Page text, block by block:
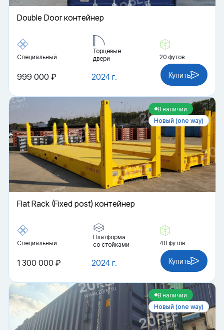
Double Door контейнер
Специальный
Торцевые
двери
20 футов
2024 г.
999 000 ₽ Купить
В наличии
Новый (one way)
Flat Rack (Fixed post) контейнер
Специальный
Платформа
со стойками
40 футов
2024 г.
1 300 000 ₽ Купить
В наличии
Новый (one way)